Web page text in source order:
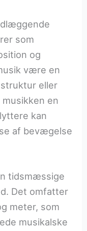
som
og
være en
eller
en
kan
af bevægelse
tidsmæssige
Det omfatter
meter, som
musikalske